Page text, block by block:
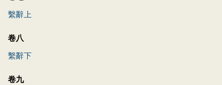
繫辭上
卷八
繫辭下
卷九